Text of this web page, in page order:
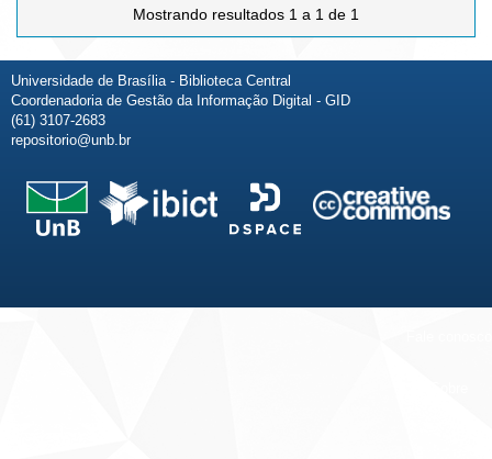
Mostrando resultados 1 a 1 de 1
Universidade de Brasília - Biblioteca Central
Coordenadoria de Gestão da Informação Digital - GID
(61) 3107-2683
repositorio@unb.br